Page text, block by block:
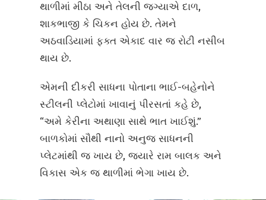
થાળીમાં મીઠા અને તેલની જગ્યાએ દાળ,
શાકભાજી કે ચિકન હોય છે. તેમને
અઠવાડિયામાં ફક્ત એકાદ વાર જ રોટી નસીબ
થાય છે.
એમની દીકરી સાધના પોતાના ભાઈ-બહેનોને
સ્ટીલની પ્લેટોમાં ખાવાનું પીરસતાં કહે છે,
“અમે કેરીના અથાણા સાથે ભાત ખાઈશું.”
બાળકોમાં સૌથી નાનો અનુજ સાધનની
પ્લેટમાંથી જ ખાય છે, જ્યારે રામ બાલક અને
વિકાસ એક જ થાળીમાં ભેગા ખાય છે.